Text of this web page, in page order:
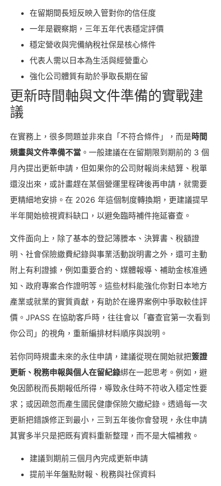
在留期間長短反映入管對你的信任度
一年是觀察期，三年五年代表穩定評價
穩定營收與完備納稅社保是核心條件
代表人需以日本為生活與經營重心
強化公司體質有助於爭取長期在留
更新時間軸與文件準備的實戰建
議
在實務上，很多問題並非來自「不符合條件」，而是時間
規畫與文件準備不當 。一般建議在在留期限到期前的 3 個
月內提出更新申請，但如果你的公司財報尚未結算、稅單
還沒出來，或計畫趕在某個營運里程碑後再申請，就需要
更精細地安排。在 2026 年這個制度轉換期，更建議提早
半年開始檢視資料缺口，以避免臨時補件拖延審查。
文件面向上，除了基本的登記簿謄本、決算書、稅額證
明、社會保險繳費紀錄與事業活動說明書之外，還可主動
附上有利證據，例如重要合約、媒體報導、補助金核准通
知、政府專案合作證明等。這些材料能強化你對日本地方
產業或就業的實質貢獻，有助於在邊界案例中爭取較佳評
價。JPASS 在協助客戶時，往往會以「審查官第一次看到
你公司」的視角，重新編排材料順序與說明。
若你同時規畫未來的永住申請，建議從現在開始就把簽證
更新、稅務申報與個人在留紀錄綁在一起思考。例如，避
免因節稅而長期報低所得，導致永住時不符收入穩定性要
求；或因疏忽而產生國民健康保險欠繳紀錄。透過每一次
更新把錯誤修正到最小，三到五年後你會發現，永住申請
其實多半只是把既有資料重新整理，而不是大幅補救。
建議到期前三個月內完成更新申請
提前半年盤點財報、稅務與社保資料